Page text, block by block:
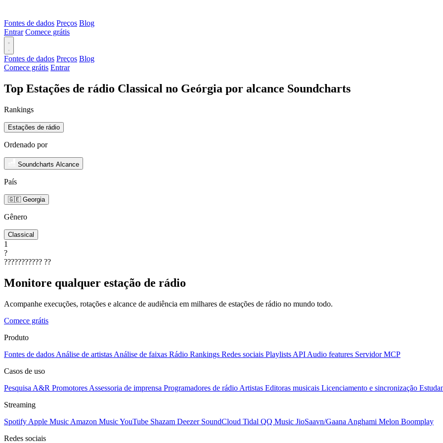
Fontes de dados Preços Blog
Entrar Comece grátis
Fontes de dados Preços Blog
Comece grátis Entrar
Top Estações de rádio Classical no Geórgia por alcance Soundcharts
Rankings
Estações de rádio
Ordenado por
Soundcharts Alcance
País
🇬🇪 Georgia
Gênero
Classical
1
?
??????????? ??
Monitore qualquer estação de rádio
Acompanhe execuções, rotações e alcance de audiência em milhares de estações de rádio no mundo todo.
Comece grátis
Produto
Fontes de dados Análise de artistas Análise de faixas Rádio Rankings Redes sociais Playlists API Audio features Servidor MCP
Casos de uso
Pesquisa A&R Promotores Assessoria de imprensa Programadores de rádio Artistas Editoras musicais Licenciamento e sincronização
Streaming
Spotify Apple Music Amazon MusicYouTube Shazam Deezer SoundCloud Tidal QQ Music JioSaavn/Gaana Anghami Melon Boomplay
Redes sociais